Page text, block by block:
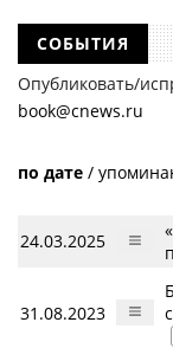
СОБЫТИЯ
Опубликовать/
book@cnews.ru
по дате /
24.03.2025
31.08.2023